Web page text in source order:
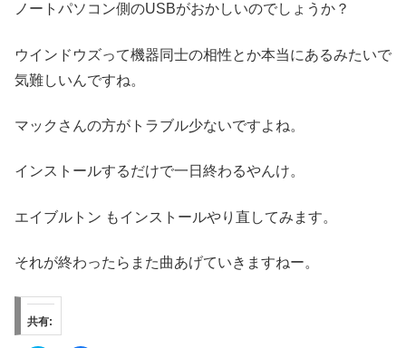
ノートパソコン側のUSBがおかしいのでしょうか？
ウインドウズって機器同士の相性とか本当にあるみたいで
気難しいんですね。
マックさんの方がトラブル少ないですよね。
インストールするだけで一日終わるやんけ。
エイブルトン もインストールやり直してみます。
それが終わったらまた曲あげていきますねー。
共有: